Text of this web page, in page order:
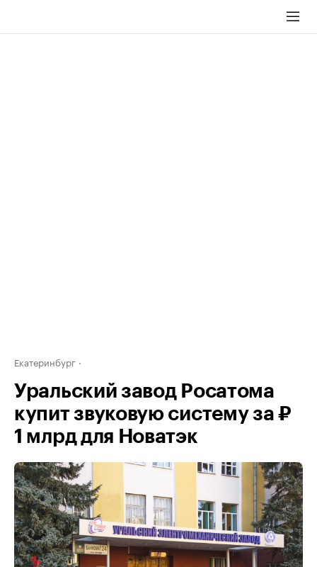
Екатеринбург
Уральский завод Росатома
купит звуковую систему за ₽
1 млрд для Новатэк